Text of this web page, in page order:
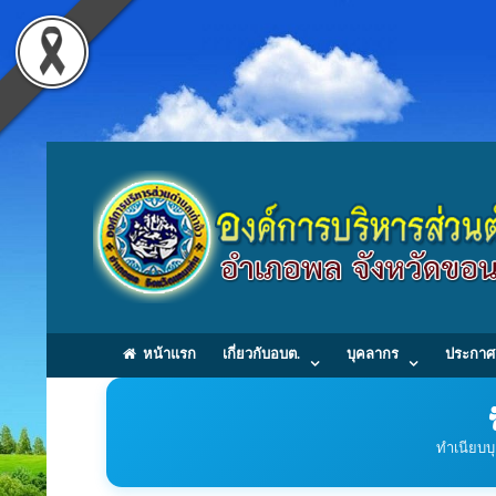
หน้าแรก เกี่ยวกับอบต. บุคลากร ประกาศ
ทำเนียบ